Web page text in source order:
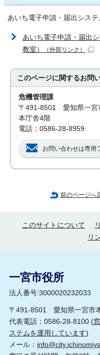
あいち電子申請・届出シス
あいち電子申請・届出
教室）
（外部リンク）
このページに関するお問
危機管理課
〒491-8501 愛知県一
本庁舎4階
電話：0586-28-8959
お問い合わせは専用
前のページへ
このサイトについて
リ
一宮市役所
法人番号:3000020232033
〒491-8501 愛知県一宮市
代表電話：0586-28-8100 (
ステムを運用しています)
メール：